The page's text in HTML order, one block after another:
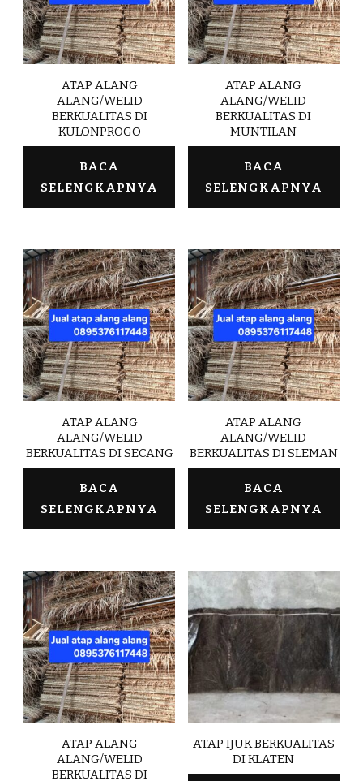
ATAP ALANG
ALANG/WELID
BERKUALITAS DI
KULONPROGO
BACA
SELENGKAPNYA
ATAP ALANG
ALANG/WELID
BERKUALITAS DI
MUNTILAN
BACA
SELENGKAPNYA
ATAP ALANG
ALANG/WELID
BERKUALITAS DI SECANG
BACA
SELENGKAPNYA
ATAP ALANG
ALANG/WELID
BERKUALITAS DI SLEMAN
BACA
SELENGKAPNYA
ATAP ALANG
ALANG/WELID
BERKUALITAS DI
ATAP IJUK BERKUALITAS
DI KLATEN